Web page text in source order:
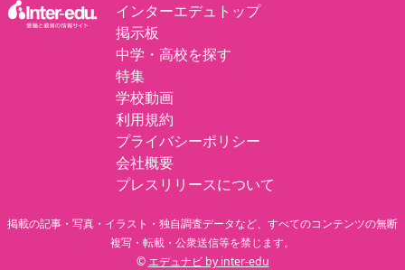
インターエデュトップ
掲示板
中学・高校を探す
特集
学校動画
利用規約
プライバシーポリシー
会社概要
プレスリリースについて
掲載の記事・写真・イラスト・独自調査データなど、すべてのコンテンツの無断
複写・転載・公衆送信等を禁じます。
© エデュナビ by inter-edu